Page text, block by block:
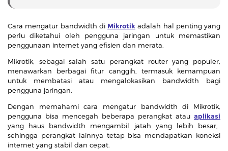
Cara mengatur bandwidth di Mikrotik adalah hal penting yang
perlu diketahui oleh pengguna jaringan untuk memastikan
penggunaan internet yang efisien dan merata.
Mikrotik, sebagai salah satu perangkat router yang populer,
menawarkan berbagai fitur canggih, termasuk kemampuan
untuk membatasi atau mengalokasikan bandwidth bagi
pengguna jaringan.
Dengan memahami cara mengatur bandwidth di Mikrotik,
pengguna bisa mencegah beberapa perangkat atau aplikasi
yang haus bandwidth mengambil jatah yang lebih besar,
sehingga perangkat lainnya tetap bisa mendapatkan koneksi
internet yang stabil dan cepat.